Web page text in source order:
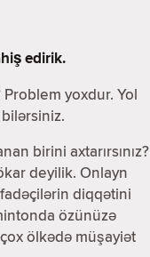
edirik.
Problem yoxdur. Yol
birini axtarırsınız?
deyilik. Onlayn
diqqətini
özünüzə
ölkədə müşayiət